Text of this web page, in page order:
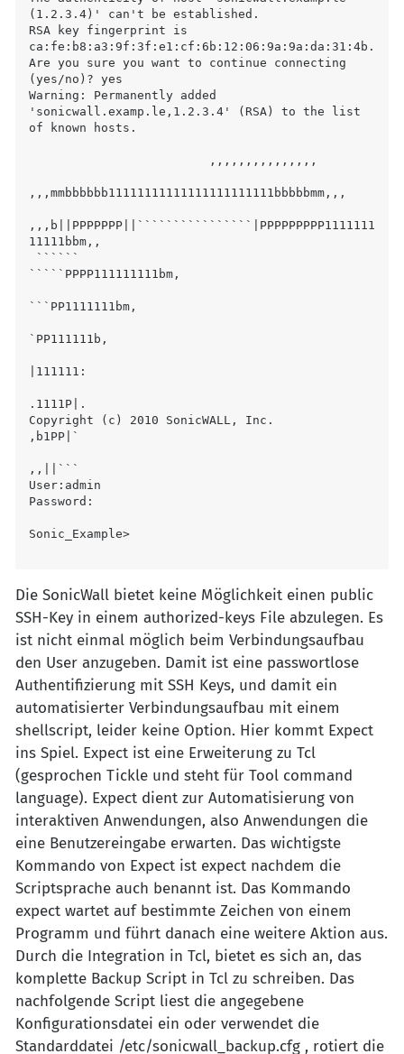
(1.2.3.4)' can't be established.
RSA key fingerprint is
ca:fe:b8:a3:9f:3f:e1:cf:6b:12:06:9a:9a:da:31:4b.
Are you sure you want to continue connecting
(yes/no)? yes
Warning: Permanently added
'sonicwall.examp.le,1.2.3.4' (RSA) to the list
of known hosts.
,,,mmbbbbbb11111111111111111111111bbbbbmm,,,
,,,b||PPPPPPP||````````````````|PPPPPPPPP1111111
11111bbm,,
`````PPPP111111111bm,
```PP1111111bm,
`PP111111b,
|111111:
.1111P|.
Copyright (c) 2010 SonicWALL, Inc.
,b1PP|`
,,||```
User:admin
Password:
Die SonicWall bietet keine Möglichkeit einen public
SSH-Key in einem authorized-keys File abzulegen. Es
ist nicht einmal möglich beim Verbindungsaufbau
den User anzugeben. Damit ist eine passwortlose
Authentifizierung mit SSH Keys, und damit ein
automatisierter Verbindungsaufbau mit einem
shellscript, leider keine Option. Hier kommt Expect
ins Spiel. Expect ist eine Erweiterung zu Tcl
(gesprochen Tickle und steht für Tool command
language). Expect dient zur Automatisierung von
interaktiven Anwendungen, also Anwendungen die
eine Benutzereingabe erwarten. Das wichtigste
Kommando von Expect ist expect nachdem die
Scriptsprache auch benannt ist. Das Kommando
expect wartet auf bestimmte Zeichen von einem
Programm und führt danach eine weitere Aktion aus.
Durch die Integration in Tcl, bietet es sich an, das
komplette Backup Script in Tcl zu schreiben. Das
nachfolgende Script liest die angegebene
Konfigurationsdatei ein oder verwendet die
Standarddatei /etc/sonicwall_backup.cfg , rotiert die